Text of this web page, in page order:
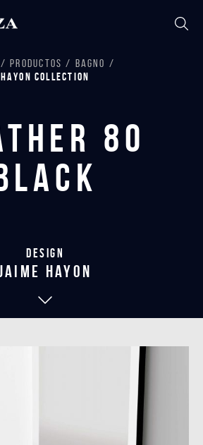
PRODUCTOS
BAGNO
COLLECTION
80
Design
hayon